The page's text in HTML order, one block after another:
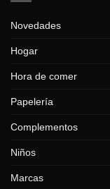
Novedades
Hogar
Hora de comer
Papelería
Complementos
Niños
Marcas